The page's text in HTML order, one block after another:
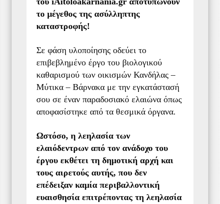
το μέγεθος της ασύλληπτης
καταστροφής!
Σε φάση υλοποίησης οδεύει το
επιβεβλημένο έργο του βιολογικού
καθαρισμού των οικισμών Κανδήλας –
Μύτικα – Βάρνακα με την εγκατάστασή
σου σε έναν παραδοσιακό ελαιώνα όπως
αποφασίστηκε από τα θεσμικά όργανα.
Ωστόσο, η λεηλασία των
ελαιόδεντρων από τον ανάδοχο του
έργου εκθέτει τη δημοτική αρχή και
τους αιρετούς αυτής, που δεν
επέδειξαν καμία περιβαλλοντική
ευαισθησία επιτρέποντας τη λεηλασία